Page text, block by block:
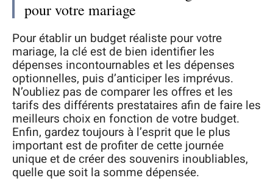
pour votre mariage
Pour établir un budget réaliste pour votre
mariage, la clé est de bien identifier les
dépenses incontournables et les dépenses
optionnelles, puis d’anticiper les imprévus.
N’oubliez pas de comparer les offres et les
tarifs des différents prestataires afin de faire les
meilleurs choix en fonction de votre budget.
Enfin, gardez toujours à l’esprit que le plus
important est de profiter de cette journée
unique et de créer des souvenirs inoubliables,
quelle que soit la somme dépensée.